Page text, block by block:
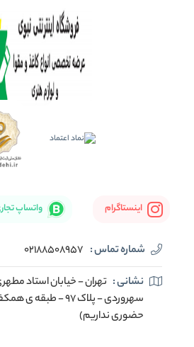
اینستاگرام واتساپ
شماره تماس : 02188508957
نشانی : تهران - خیابان استاد
حضوری نداریم)